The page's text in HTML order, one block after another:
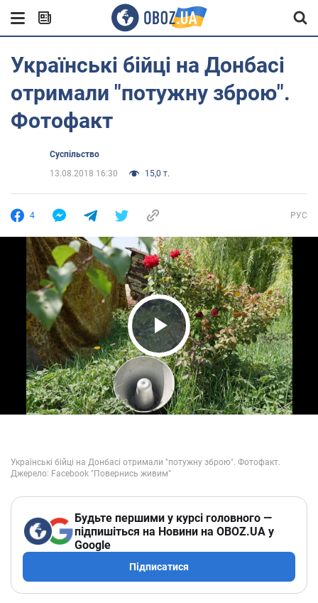
Українські бійці на Донбасі
отримали "потужну зброю".
Фотофакт
Суспільство
13.08.2018 16:30
15,0 т.
4 РУС
Play Video
Будьте першими у курсі головного —
підпишіться на Новини на OBOZ.UA у
Google
Підписатися